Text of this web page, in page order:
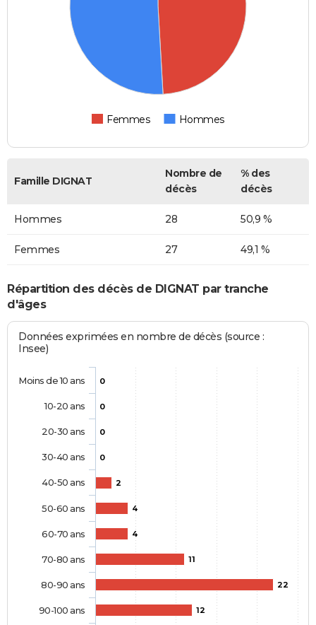
Femmes Hommes
Famille DIGNAT
Nombre de
décès
% des
décès
Hommes 28 50,9 %
Femmes 27 49,1 %
Répartition des décès de DIGNAT par tranche
d'âges
Données exprimées en nombre de décès (source :
Insee)
0
0
0
0
2
4
4
11
22
12
Moins de 10 ans
10-20 ans
20-30 ans
30-40 ans
40-50 ans
50-60 ans
60-70 ans
70-80 ans
80-90 ans
90-100 ans